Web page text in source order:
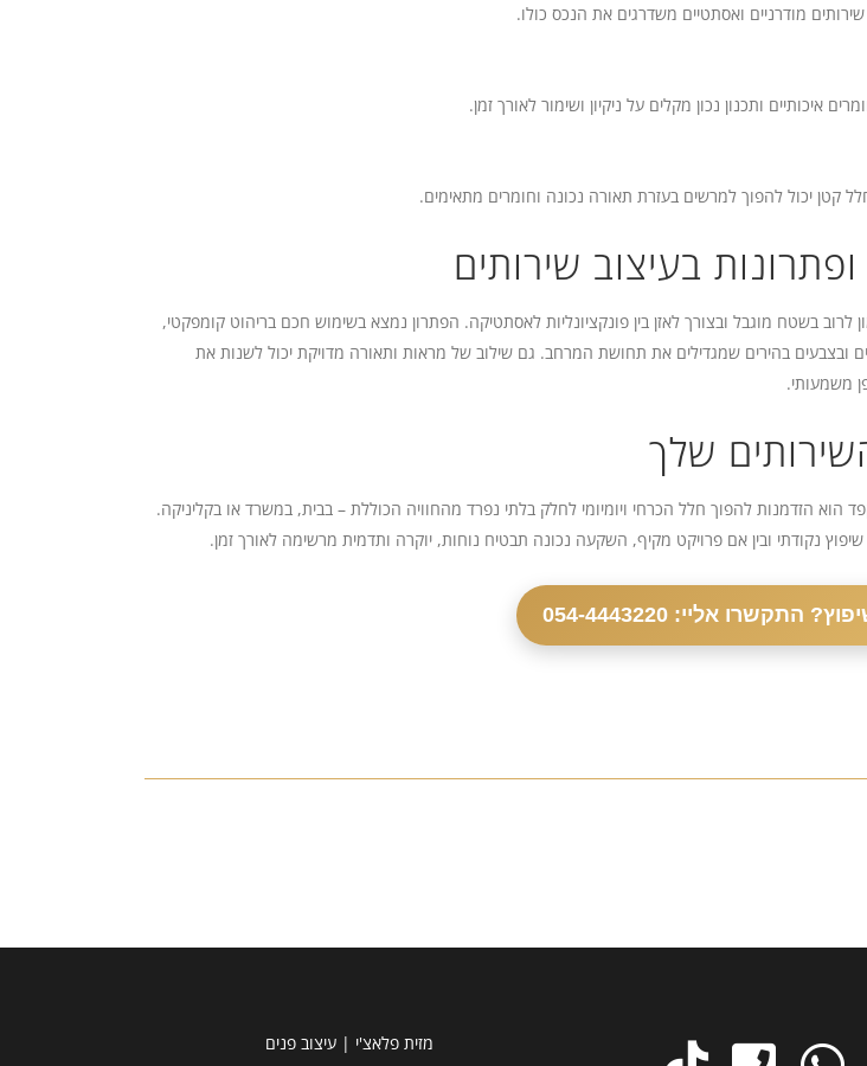
מודרניים ואסתטיים משדרגים את הנכס כולו.
איכותיים ותכנון נכון מקלים על ניקיון ושימור לאורך זמן.
קטן יכול להפוך למרשים בעזרת תאורה נכונה וחומרים מתאימים.
בעיצוב שירותים
לרוב בשטח מוגבל ובצורך לאזן בין פונקציונליות לאסתטיקה. הפתרון נמצא בשימוש חכם בריהוט קומפקטי,
ובצבעים בהירים שמגדילים את תחושת המרחב. גם שילוב של מראות ותאורה מדויקת יכול לשנות את
משמעותי.
שלך
הוא הזדמנות להפוך חלל הכרחי ויומיומי לחלק בלתי נפרד מהחוויה הכוללת – בבית, במשרד או בקליניקה.
נקודתי ובין אם פרויקט מקיף, השקעה נכונה תבטיח נוחות, יוקרה ותדמית מרשימה לאורך זמן.
התקשרו אליי: 054-4443220
מזית פלאצ'י | עיצוב פנים